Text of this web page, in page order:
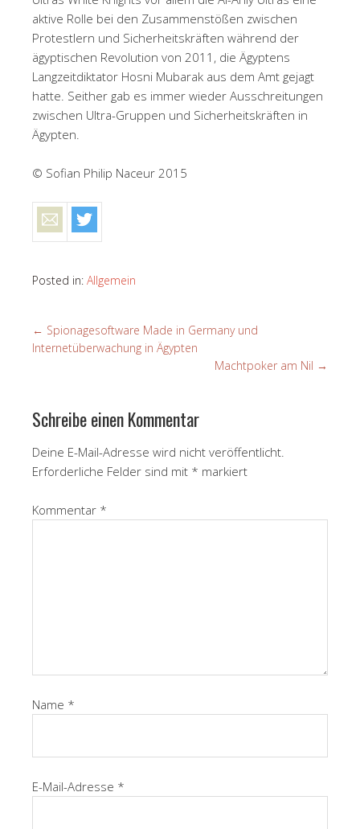
aktive Rolle bei den Zusammenstößen zwischen
Protestlern und Sicherheitskräften während der
ägyptischen Revolution von 2011, die Ägyptens
Langzeitdiktator Hosni Mubarak aus dem Amt gejagt
hatte. Seither gab es immer wieder Ausschreitungen
zwischen Ultra-Gruppen und Sicherheitskräften in
Ägypten.
© Sofian Philip Naceur 2015
Posted in: Allgemein
← Spionagesoftware Made in Germany und
Internetüberwachung in Ägypten
Machtpoker am Nil →
Schreibe einen Kommentar
Deine E-Mail-Adresse wird nicht veröffentlicht.
Erforderliche Felder sind mit * markiert
Kommentar *
Name *
E-Mail-Adresse *